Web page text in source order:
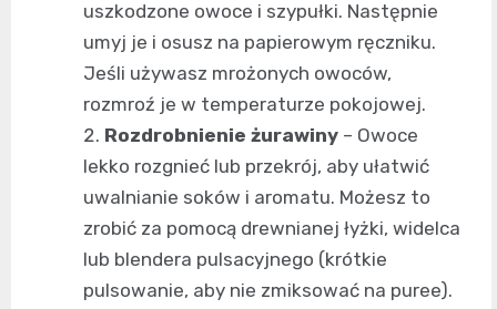
uszkodzone owoce i szypułki. Następnie
umyj je i osusz na papierowym ręczniku.
Jeśli używasz mrożonych owoców,
rozmroź je w temperaturze pokojowej.
Rozdrobnienie żurawiny – Owoce
lekko rozgnieć lub przekrój, aby ułatwić
uwalnianie soków i aromatu. Możesz to
zrobić za pomocą drewnianej łyżki, widelca
lub blendera pulsacyjnego (krótkie
pulsowanie, aby nie zmiksować na puree).